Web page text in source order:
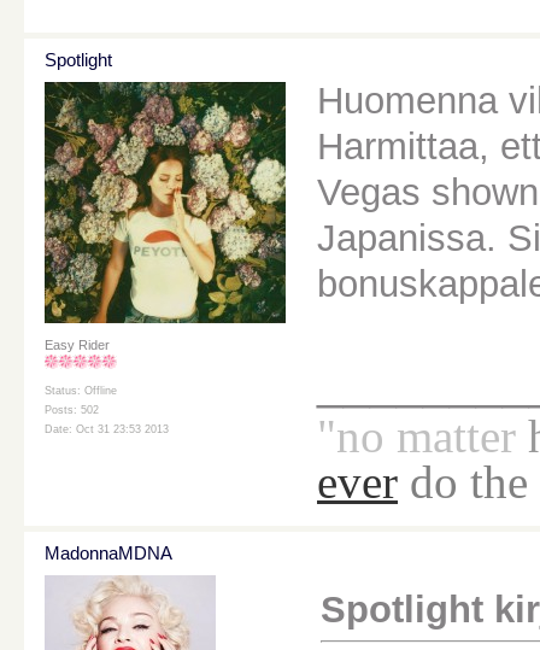
Spotlight
Easy Rider
Status: Offline
Posts: 502
Date: Oct 31 23:53 2013
Huomenna
Harmittaa,
Vegas
Japanissa.
"no matter
ever do
MadonnaMDNA
Spotlight